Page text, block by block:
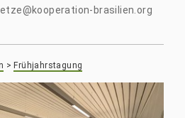
brasilien.org
> Frühjahrstagung